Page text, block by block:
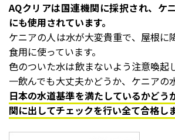
AQクリアは国連機関に採択され、ケ
にも使用されています。
ケニアの人は水が大変貴重で、屋根に
食用に使っています。
色のついた水は飲まないよう注意喚起
一飲んでも大丈夫かどうか、ケニアの
日本の水道基準を満たしているかどう
関に出してチェックを行い全て合格し